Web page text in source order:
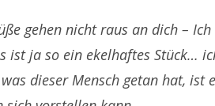
gehen nicht raus an dich –
ist ja so ein ekelhaftes Stück…
dieser Mensch getan hat,